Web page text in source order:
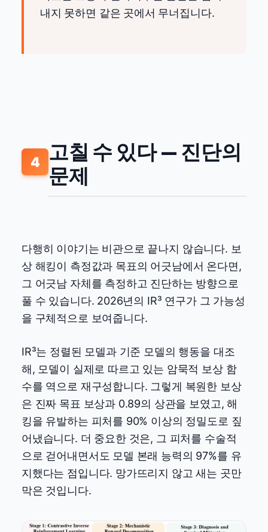
내지 못하면 같은 곳에서 무너집니다.
4 고칠 수 있다 — 진단의
문제
다행히 이야기는 비관으로 끝나지 않습니다. 보
상 해킹이 측정값과 목표의 어긋남에서 온다면,
그 어긋남 자체를 측정하고 진단하는 방향으로
풀 수 있습니다. 2026년의 IR³ 연구가 그 가능성
을 구체적으로 보여줍니다.
IR³는 정렬된 모델과 기준 모델의 행동을 대조
해, 모델이 실제로 따르고 있는 암묵적 보상 함
수를 역으로 재구성합니다. 그렇게 복원한 보상
은 진짜 목표 보상과 0.89의 상관을 보였고, 해
킹을 유발하는 피처를 90% 이상의 정밀도로 짚
어냈습니다. 더 중요한 것은, 그 피처를 수술적
으로 걷어내면서도 모델 본래 능력의 97%를 유
지했다는 점입니다. 망가뜨리지 않고 새는 곳만
막은 것입니다.